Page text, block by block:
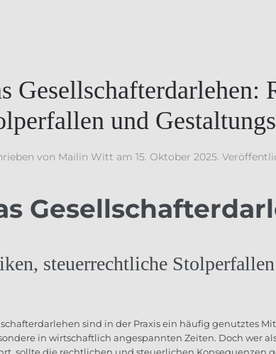
Gesellschafterdarlehen:
und
von Mailin Witt am 15. Oktober 2025.
steuerrechtliche
sind in der Praxis ein häufig genutztes
in wirtschaftlich angespannten Zeiten. Doch wer